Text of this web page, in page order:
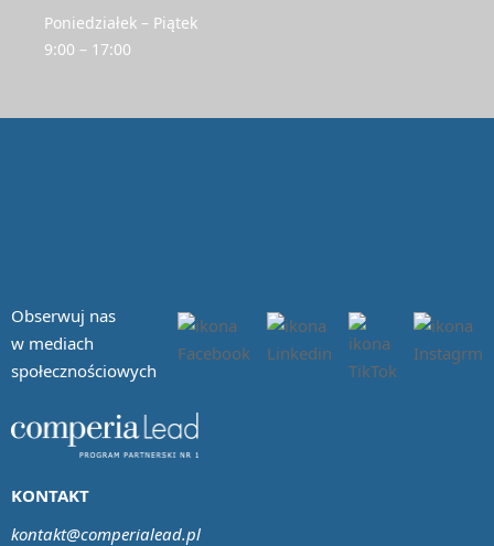
Poniedziałek – Piątek
9:00 – 17:00
Obserwuj nas
w mediach
społecznościowych
KONTAKT
kontakt@comperialead.pl